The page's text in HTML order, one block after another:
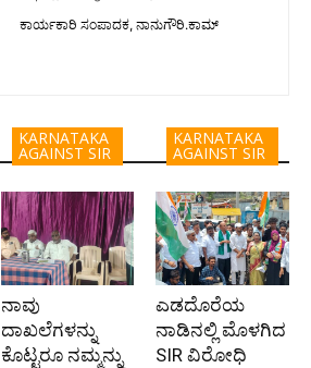
ಕಾರ್ಯಕಾರಿ ಸಂಪಾದಕ, ನಾನುಗೌರಿ.ಕಾಮ್
KARNATAKA
AGAINST SIR
ನಾವು
ದಾಖಲೆಗಳನ್ನು
ಕೊಟ್ಟರೂ ನಮ್ಮನ್ನು
KARNATAKA
AGAINST SIR
ಎಡದೊರೆಯ
ನಾಡಿನಲ್ಲಿ ಮೊಳಗಿದ
SIR ವಿರೋಧಿ